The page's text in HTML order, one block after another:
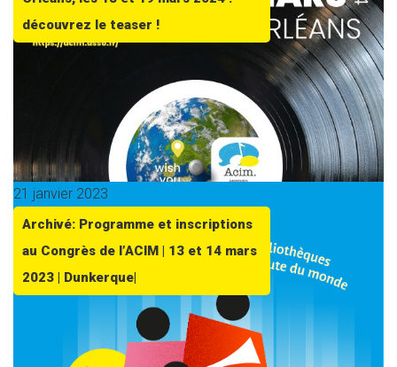
découvrez le teaser !
21 janvier 2023
Archivé: Programme et inscriptions
au Congrès de l’ACIM | 13 et 14 mars
2023 | Dunkerque|